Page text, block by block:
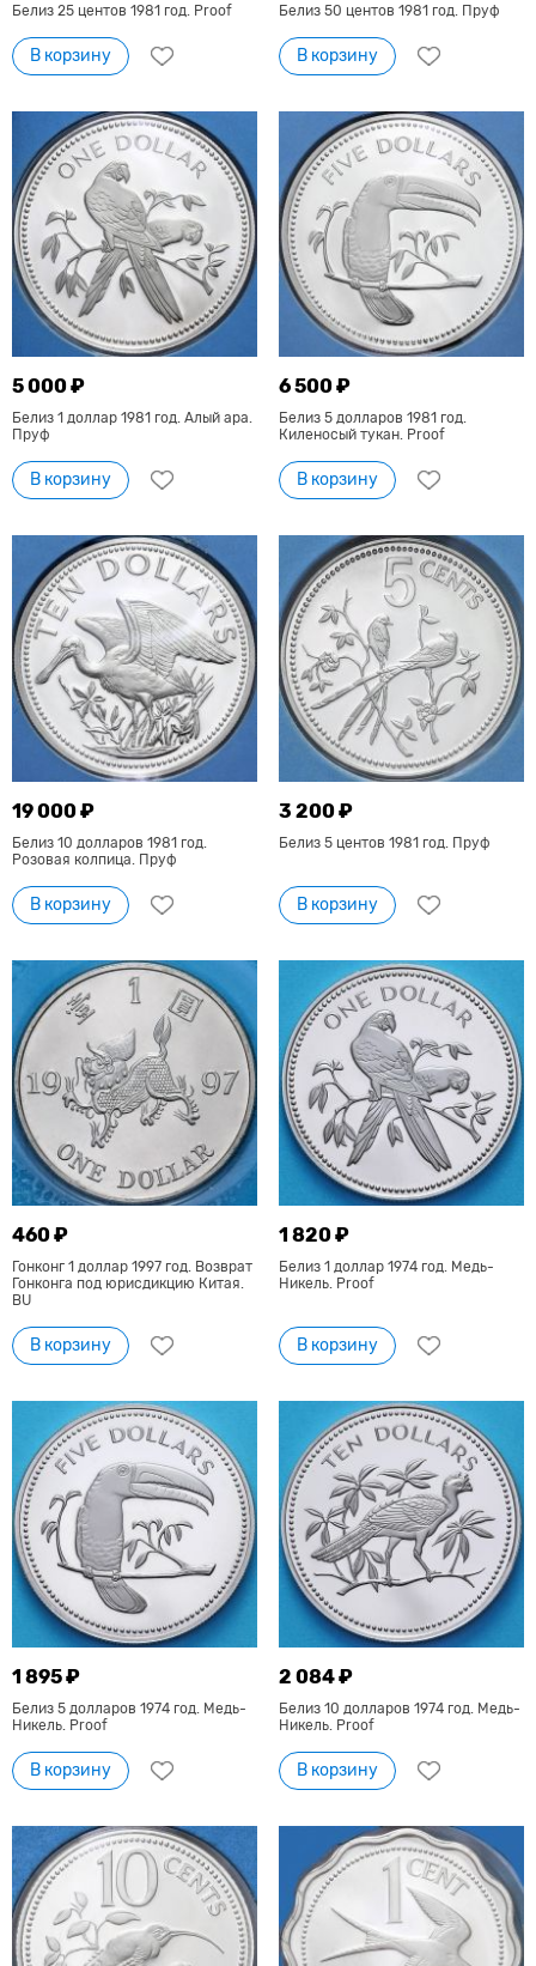
Белиз 25 центов 1981 год. Proof
В корзину
Белиз 50 центов 1981 год. Пруф
В корзину
5 000 ₽
Белиз 1 доллар 1981 год. Алый ара.
Пруф
В корзину
6 500 ₽
Белиз 5 долларов 1981 год.
Киленосый тукан. Proof
В корзину
19 000 ₽
Белиз 10 долларов 1981 год.
Розовая колпица. Пруф
В корзину
3 200 ₽
Белиз 5 центов 1981 год. Пруф
В корзину
460 ₽
Гонконг 1 доллар 1997 год. Возврат
Гонконга под юрисдикцию Китая.
BU
В корзину
1 820 ₽
Белиз 1 доллар 1974 год. Медь-
Никель. Proof
В корзину
1 895 ₽
Белиз 5 долларов 1974 год. Медь-
Никель. Proof
В корзину
2 084 ₽
Белиз 10 долларов 1974 год. Медь-
Никель. Proof
В корзину